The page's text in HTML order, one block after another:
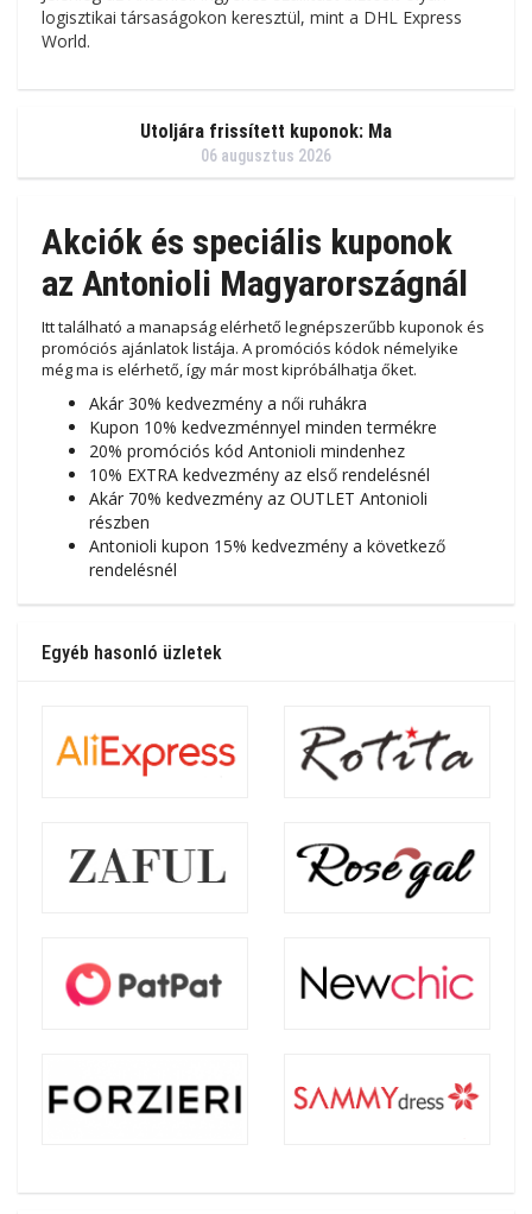
logisztikai társaságokon keresztül, mint a DHL Express
World.
Utoljára frissített kuponok: Ma
06 augusztus 2026
Akciók és speciális kuponok
az Antonioli Magyarországnál
Itt található a manapság elérhető legnépszerűbb kuponok és
promóciós ajánlatok listája. A promóciós kódok némelyike ​​
még ma is elérhető, így már most kipróbálhatja őket.
Akár 30% kedvezmény a női ruhákra
Kupon 10% kedvezménnyel minden termékre
20% promóciós kód Antonioli mindenhez
10% EXTRA kedvezmény az első rendelésnél
Akár 70% kedvezmény az OUTLET Antonioli
részben
Antonioli kupon 15% kedvezmény a következő
rendelésnél
Egyéb hasonló üzletek